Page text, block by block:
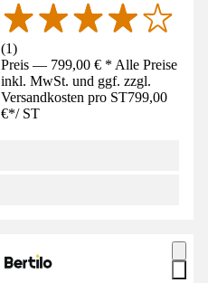
(1)
Preis — 799,00 € * Alle Preise
inkl. MwSt. und ggf. zzgl.
Versandkosten pro ST799,00
€*/ ST